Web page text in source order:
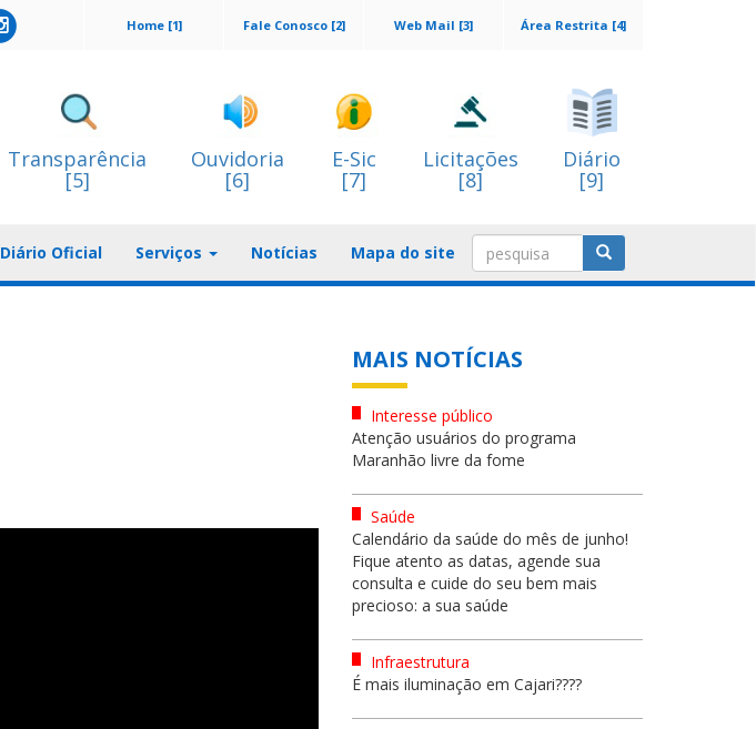
Área Restrita [4]
Web Mail [3]
Fale Conosco [2]
Home [1]
Transparência
[5]
Ouvidoria
[6]
E-Sic
[7]
Licitações
[8]
Diário
[9]
Diário Oficial Serviços Notícias Mapa do site
MAIS NOTÍCIAS
Interesse público
Atenção usuários do programa
Maranhão livre da fome
Saúde
Calendário da saúde do mês de junho!
Fique atento as datas, agende sua
consulta e cuide do seu bem mais
precioso: a sua saúde
Infraestrutura
É mais iluminação em Cajari????